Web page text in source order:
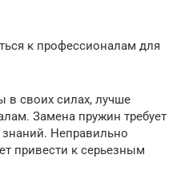
к профессионалам для
в своих силах, лучше
Замена пружин требует
Неправильно
привести к серьезным